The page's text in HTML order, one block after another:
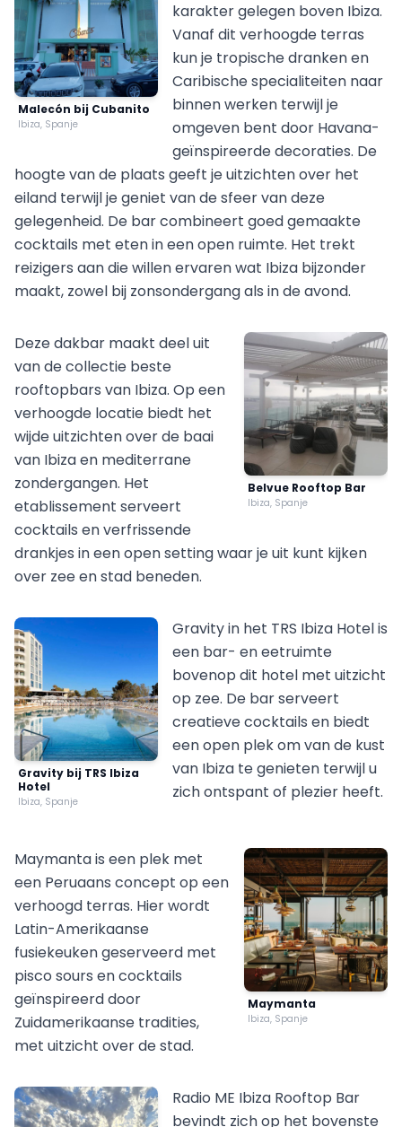
Malecón bij Cubanito
Ibiza, Spanje
karakter gelegen boven Ibiza.
Vanaf dit verhoogde terras
kun je tropische dranken en
Caribische specialiteiten naar
binnen werken terwijl je
omgeven bent door Havana-
geïnspireerde decoraties. De
hoogte van de plaats geeft je uitzichten over het
eiland terwijl je geniet van de sfeer van deze
gelegenheid. De bar combineert goed gemaakte
cocktails met eten in een open ruimte. Het trekt
reizigers aan die willen ervaren wat Ibiza bijzonder
maakt, zowel bij zonsondergang als in de avond.
Belvue Rooftop Bar
Ibiza, Spanje
Deze dakbar maakt deel uit
van de collectie beste
rooftopbars van Ibiza. Op een
verhoogde locatie biedt het
wijde uitzichten over de baai
van Ibiza en mediterrane
zondergangen. Het
etablissement serveert
cocktails en verfrissende
drankjes in een open setting waar je uit kunt kijken
over zee en stad beneden.
Gravity bij TRS Ibiza
Hotel
Ibiza, Spanje
Gravity in het TRS Ibiza Hotel is
een bar- en eetruimte
bovenop dit hotel met uitzicht
op zee. De bar serveert
creatieve cocktails en biedt
een open plek om van de kust
van Ibiza te genieten terwijl u
zich ontspant of plezier heeft.
Maymanta
Ibiza, Spanje
Maymanta is een plek met
een Peruaans concept op een
verhoogd terras. Hier wordt
Latin-Amerikaanse
fusiekeuken geserveerd met
pisco sours en cocktails
geïnspireerd door
Zuidamerikaanse tradities,
met uitzicht over de stad.
Radio ME Ibiza Rooftop Bar
bevindt zich op het bovenste